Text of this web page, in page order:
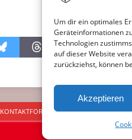
Um dir ein optimales
Geräteinformationen
Technologien
auf dieser Website
zurückziehst, können
Akzeptieren
KONTAKTFORMULAR